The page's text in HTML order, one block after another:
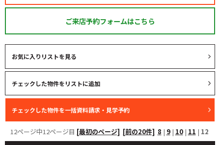
ご来店予約フォームはこちら
お気に入りリストを見る
12ページ中12ページ目 [最初のページ] [前の20件] 8 | 9| 10| 11 | 12